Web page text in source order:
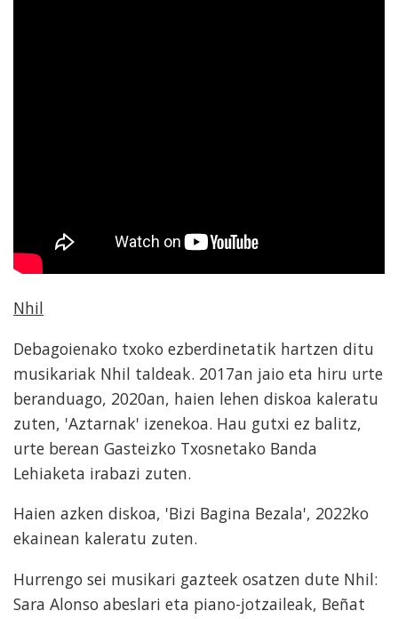
Nhil
Debagoienako txoko ezberdinetatik hartzen ditu
musikariak Nhil taldeak. 2017an jaio eta hiru urte
beranduago, 2020an, haien lehen diskoa kaleratu
zuten, 'Aztarnak' izenekoa. Hau gutxi ez balitz,
urte berean Gasteizko Txosnetako Banda
Lehiaketa irabazi zuten.
Haien azken diskoa, 'Bizi Bagina Bezala', 2022ko
ekainean kaleratu zuten.
Hurrengo sei musikari gazteek osatzen dute Nhil:
Sara Alonso abeslari eta piano-jotzaileak, Beñat